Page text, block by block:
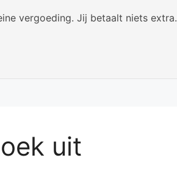
vergoeding. Jij betaalt niets extra.
uit